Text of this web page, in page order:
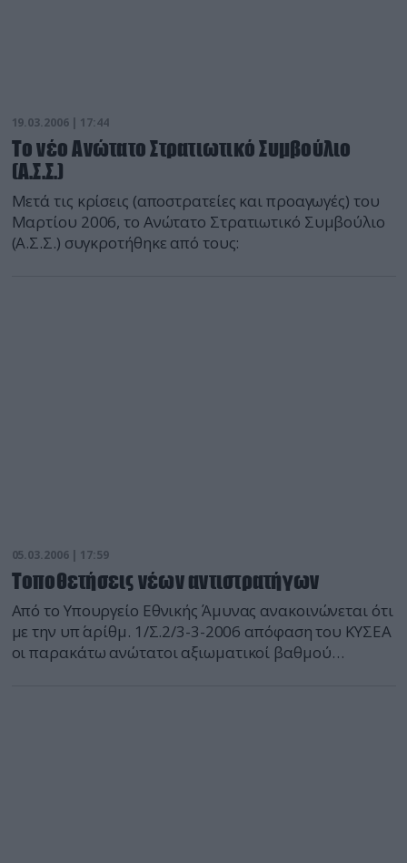
19.03.2006 | 17:44
Το νέο Ανώτατο Στρατιωτικό Συμβούλιο
(Α.Σ.Σ.)
Μετά τις κρίσεις (αποστρατείες και προαγωγές) του
Μαρτίου 2006, το Ανώτατο Στρατιωτικό Συμβούλιο
(Α.Σ.Σ.) συγκροτήθηκε από τους:
05.03.2006 | 17:59
Τοποθετήσεις νέων αντιστρατήγων
Από το Υπουργείο Εθνικής Άμυνας ανακοινώνεται ότι
με την υπ΄ αρίθμ. 1/Σ.2/3-3-2006 απόφαση του ΚΥΣΕΑ
οι παρακάτω ανώτατοι αξιωματικοί βαθμού